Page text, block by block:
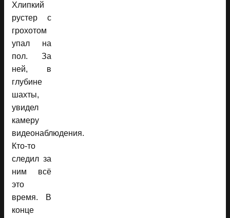
Хлипкий
рустер с
грохотом
упал на
пол. За
ней, в
глубине
шахты,
увидел
камеру
видеонаблюдения.
Кто-то
следил за
ним всё
это
время. В
конце